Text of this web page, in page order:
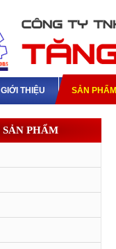
GIỚI THIỆU SẢN PHẨM
PHẨM